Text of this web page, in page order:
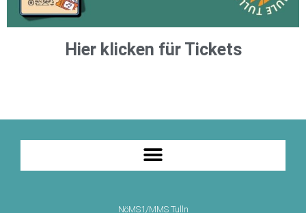
Hier klicken für Tickets
NöMS1/MMS Tulln